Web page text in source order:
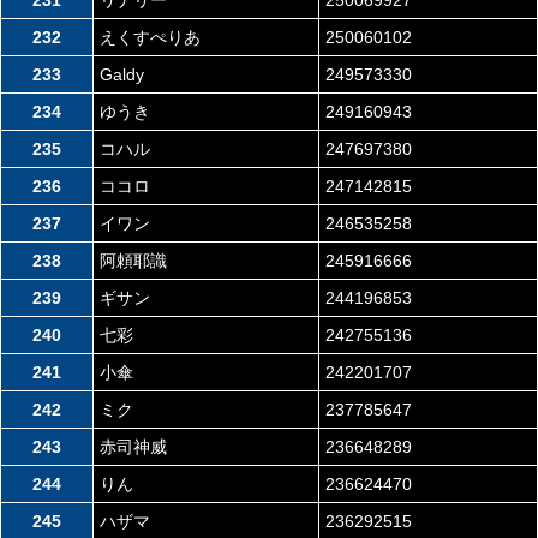
232
えくすぺりあ
250060102
233
Galdy
249573330
234
ゆうき
249160943
235
コハル
247697380
236
ココロ
247142815
237
イワン
246535258
238
阿頼耶識
245916666
239
ギサン
244196853
240
七彩
242755136
241
小傘
242201707
242
ミク
237785647
243
赤司神威
236648289
244
りん
236624470
245
ハザマ
236292515